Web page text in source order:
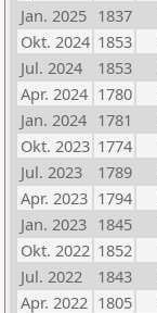
Jan. 2025 1837
Okt. 2024 1853
Jul. 2024
1853
Apr. 2024 1780
Jan. 2024 1781
Okt. 2023 1774
Jul. 2023
1789
Apr. 2023 1794
Jan. 2023 1845
Okt. 2022 1852
Jul. 2022
1843
Apr. 2022 1805